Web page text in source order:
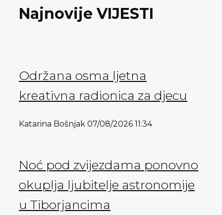
Najnovije VIJESTI
Održana osma ljetna
kreativna radionica za djecu
Katarina Bošnjak 07/08/2026 11:34
Noć pod zvijezdama ponovno
okuplja ljubitelje astronomije
u Tiborjancima